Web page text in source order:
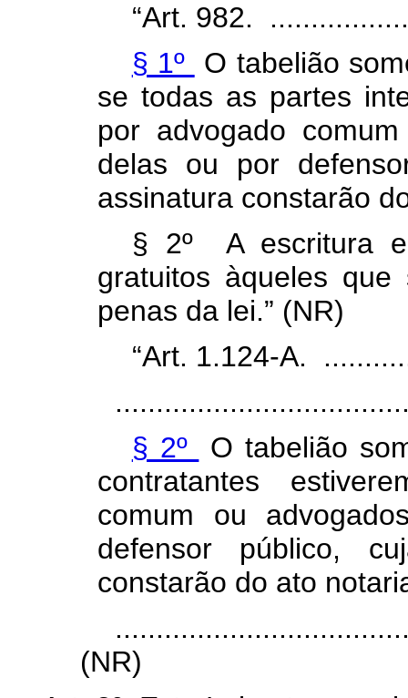
“Art. 982.
§ 1º
O tabelião
se todas as partes
por advogado
delas ou por
assinatura constarão
§ 2º A escritura e
gratuitos àqueles
penas da lei.” (NR)
“Art. 1.124-A.
§ 2º
O tabelião
contratantes
comum ou
defensor público,
constarão do ato
(NR)